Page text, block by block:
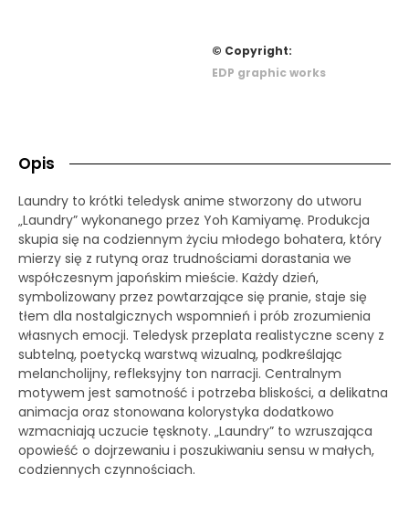
© Copyright:
EDP graphic works
Opis
Laundry to krótki teledysk anime stworzony do utworu
„Laundry” wykonanego przez Yoh Kamiyamę. Produkcja
skupia się na codziennym życiu młodego bohatera, który
mierzy się z rutyną oraz trudnościami dorastania we
współczesnym japońskim mieście. Każdy dzień,
symbolizowany przez powtarzające się pranie, staje się
tłem dla nostalgicznych wspomnień i prób zrozumienia
własnych emocji. Teledysk przeplata realistyczne sceny z
subtelną, poetycką warstwą wizualną, podkreślając
melancholijny, refleksyjny ton narracji. Centralnym
motywem jest samotność i potrzeba bliskości, a delikatna
animacja oraz stonowana kolorystyka dodatkowo
wzmacniają uczucie tęsknoty. „Laundry” to wzruszająca
opowieść o dojrzewaniu i poszukiwaniu sensu w małych,
codziennych czynnościach.